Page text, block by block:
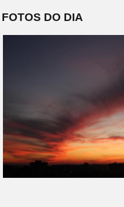
FOTOS DO DIA